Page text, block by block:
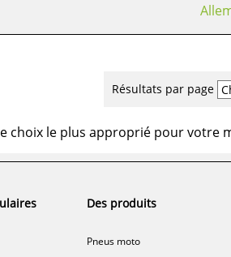
Résultats par page
choix le plus approprié pour votre
Des produits
Pneus moto